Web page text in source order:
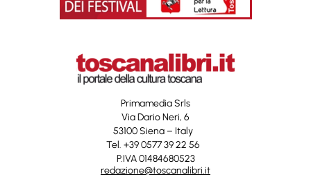
Primamedia Srls
Via Dario Neri, 6
53100 Siena – Italy
Tel. +39 0577 39 22 56
P.IVA 01484680523
redazione@toscanalibri.it